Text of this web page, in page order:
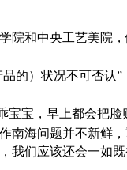
和中央工艺美院
）状况不可否认
，早上都会把脸
海问题并不新鲜
们应该还会一